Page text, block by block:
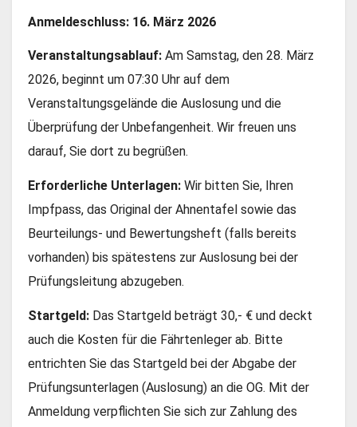
Anmeldeschluss: 16. März 2026
Veranstaltungsablauf: Am Samstag, den 28. März
2026, beginnt um 07:30 Uhr auf dem
Veranstaltungsgelände die Auslosung und die
Überprüfung der Unbefangenheit. Wir freuen uns
darauf, Sie dort zu begrüßen.
Erforderliche Unterlagen: Wir bitten Sie, Ihren
Impfpass, das Original der Ahnentafel sowie das
Beurteilungs- und Bewertungsheft (falls bereits
vorhanden) bis spätestens zur Auslosung bei der
Prüfungsleitung abzugeben.
Startgeld: Das Startgeld beträgt 30,- € und deckt
auch die Kosten für die Fährtenleger ab. Bitte
entrichten Sie das Startgeld bei der Abgabe der
Prüfungsunterlagen (Auslosung) an die OG. Mit der
Anmeldung verpflichten Sie sich zur Zahlung des